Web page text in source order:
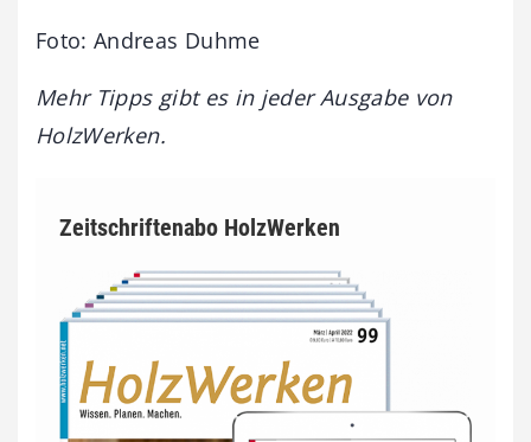
Foto: Andreas Duhme
Mehr Tipps gibt es in jeder Ausgabe von
HolzWerken.
Zeitschriftenabo HolzWerken